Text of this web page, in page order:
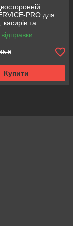
PRO для
касирів та
розмір
₴
Купити